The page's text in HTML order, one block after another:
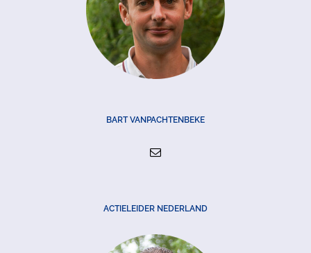
BART VANPACHTENBEKE
ACTIELEIDER NEDERLAND